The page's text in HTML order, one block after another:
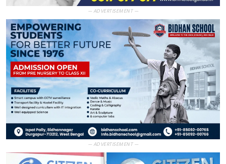
— ADVERTISEMENT —
— ADVERTISEMENT —